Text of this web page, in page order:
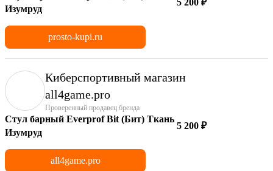
Изумруд
prosto-kupi.ru
Киберспортивный магазин
аll4game.pro
Проверенный продавец бренда
Стул барный Everprof Bit (Бит) Ткань
Изумруд
5 200 ₽
all4game.pro